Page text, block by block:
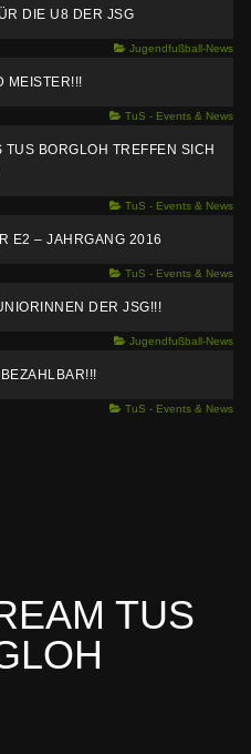
DIE U8 DER JSG
Jugendfußball-News
MEISTER!!!
TuS - Events & News
BORGLOH TREFFEN SICH
TuS - Events & News
E2 – JAHRGANG 2016
TuS - Events & News
DER JSG!!!
Jugendfußball-News
TuS - Events & News
TUS